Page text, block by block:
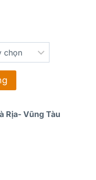
Rịa- Vũng Tàu